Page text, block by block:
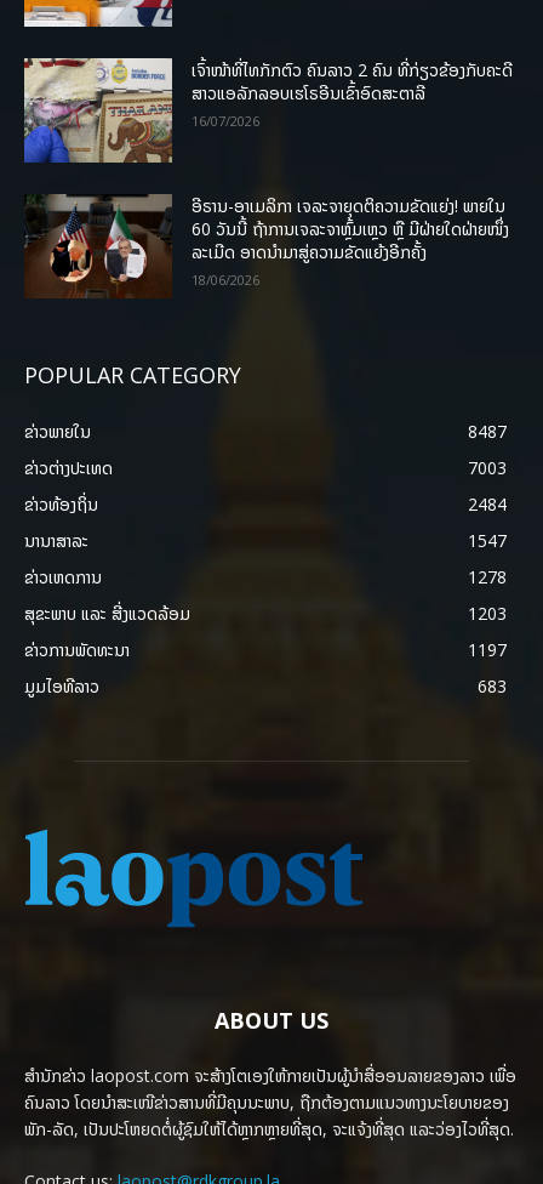
ເຈົ້າໜ້າທີ່ໄທກັກຕົວ ຄົນລາວ 2 ຄົນ ທີ່ກ່ຽວຂ້ອງກັບຄະດີ
ສາວແອລັກລອບເຮໂຣອີນເຂົ້າອົດສະຕາລີ
16/07/2026
ອີຣານ-ອາເມລິກາ ເຈລະຈາຍຸດຕິຄວາມຂັດແຍ່ງ! ພາຍໃນ
60 ວັນນີ້ ຖ້າການເຈລະຈາຫຼົ້ມເຫຼວ ຫຼື ມີຝ່າຍໃດຝ່າຍໜຶ່ງ
ລະເມີດ ອາດນໍາມາສູ່ຄວາມຂັດແຍ້ງອີກຄັ້ງ
18/06/2026
POPULAR CATEGORY
ຂ່າວພາຍ​ໃນ
8487
ຂ່າວຕ່າງປະເທດ
7003
ຂ່າວທ້ອງຖິ່ນ
2484
ນານາສາລະ
1547
ຂ່າວເຫດການ
1278
ສຸຂະພາບ ແລະ ສີ່ງແວດລ້ອມ
1203
ຂ່າວການພັດທະນາ
1197
ມູມໄອທີລາວ
683
ABOUT US
ສຳນັກຂ່າວ laopost.com ຈະສ້າງໂຕເອງໃຫ້ກາຍເປັນຜູ້ນຳສື່ອອນລາຍຂອງລາວ ເພື່ອ
ຄົນລາວ ໂດຍນຳສະເໜີຂ່າວສານທີ່ມີຄຸນນະພາບ, ຖືກຕ້ອງຕາມແນວທາງນະໂຍບາຍຂອງ
ພັກ-ລັດ, ເປັນປະໂຫຍດຕໍ່ຜູ້ຊົມໃຫ້ໄດ້ຫຼາກຫຼາຍທີ່ສຸດ, ຈະແຈ້ງທີ່ສຸດ ແລະວ່ອງໄວທີ່ສຸດ.